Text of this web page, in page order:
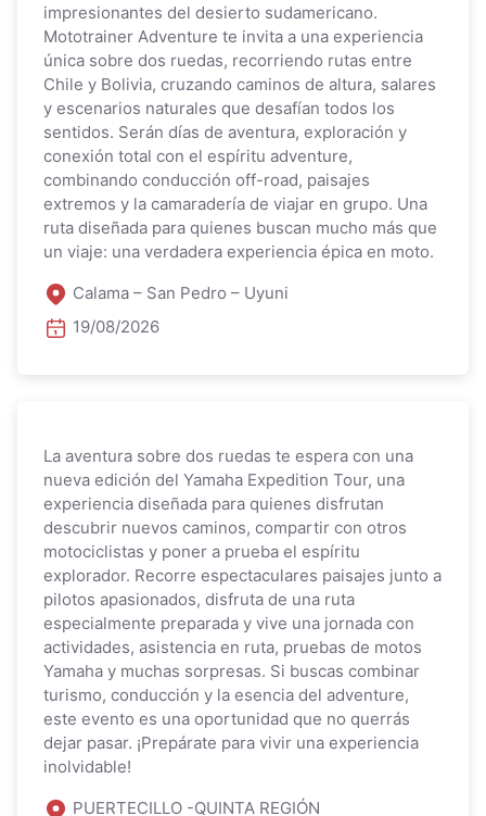
impresionantes del desierto sudamericano.
Mototrainer Adventure te invita a una experiencia
única sobre dos ruedas, recorriendo rutas entre
Chile y Bolivia, cruzando caminos de altura, salares
y escenarios naturales que desafían todos los
sentidos. Serán días de aventura, exploración y
conexión total con el espíritu adventure,
combinando conducción off-road, paisajes
extremos y la camaradería de viajar en grupo. Una
ruta diseñada para quienes buscan mucho más que
un viaje: una verdadera experiencia épica en moto.
Calama – San Pedro – Uyuni
19/08/2026
La aventura sobre dos ruedas te espera con una
nueva edición del Yamaha Expedition Tour, una
experiencia diseñada para quienes disfrutan
descubrir nuevos caminos, compartir con otros
motociclistas y poner a prueba el espíritu
explorador. Recorre espectaculares paisajes junto a
pilotos apasionados, disfruta de una ruta
especialmente preparada y vive una jornada con
actividades, asistencia en ruta, pruebas de motos
Yamaha y muchas sorpresas. Si buscas combinar
turismo, conducción y la esencia del adventure,
este evento es una oportunidad que no querrás
dejar pasar. ¡Prepárate para vivir una experiencia
inolvidable!
PUERTECILLO -QUINTA REGIÓN